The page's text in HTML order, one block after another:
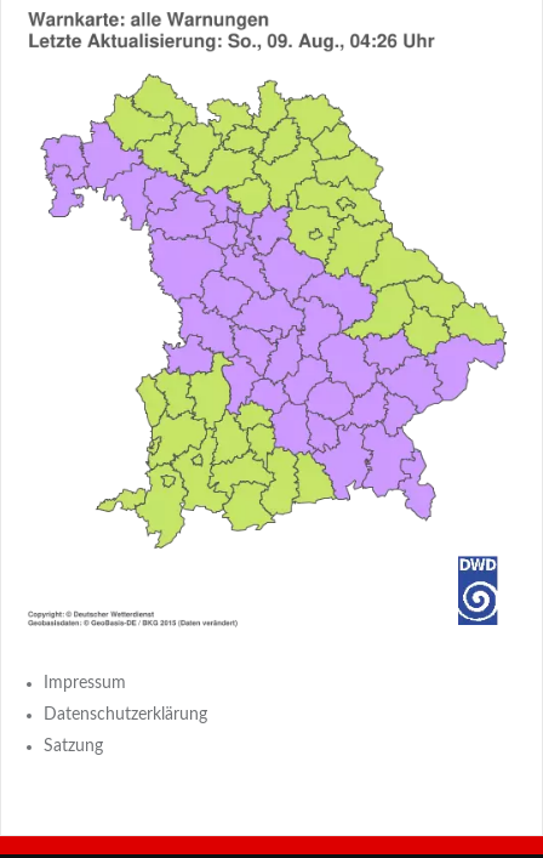
Impressum
Datenschutzerklärung
Satzung